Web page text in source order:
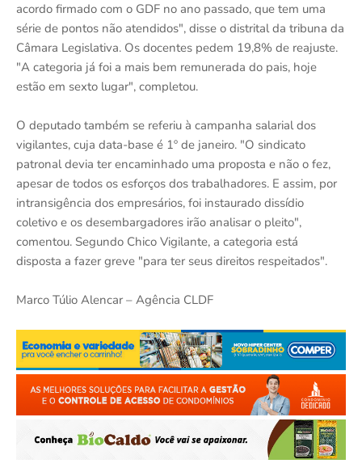
acordo firmado com o GDF no ano passado, que tem uma
série de pontos não atendidos", disse o distrital da tribuna da
Câmara Legislativa. Os docentes pedem 19,8% de reajuste.
"A categoria já foi a mais bem remunerada do pais, hoje
estão em sexto lugar", completou.
O deputado também se referiu à campanha salarial dos
vigilantes, cuja data-base é 1º de janeiro. "O sindicato
patronal devia ter encaminhado uma proposta e não o fez,
apesar de todos os esforços dos trabalhadores. E assim, por
intransigência dos empresários, foi instaurado dissídio
coletivo e os desembargadores irão analisar o pleito",
comentou. Segundo Chico Vigilante, a categoria está
disposta a fazer greve "para ter seus direitos respeitados".
Marco Túlio Alencar – Agência CLDF